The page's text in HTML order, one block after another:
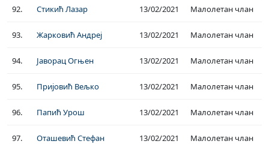
92. Стикић Лазар 13/02/2021 Малолетан члан
93. Жарковић Андреј 13/02/2021 Малолетан члан
94. Јаворац Огњен 13/02/2021 Малолетан члан
95. Пријовић Вељко 13/02/2021 Малолетан члан
96. Папић Урош 13/02/2021 Малолетан члан
97. Оташевић Стефан 13/02/2021 Малолетан члан